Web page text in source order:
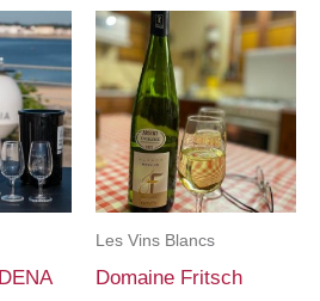
Les Vins Blancs
Domaine Fritsch